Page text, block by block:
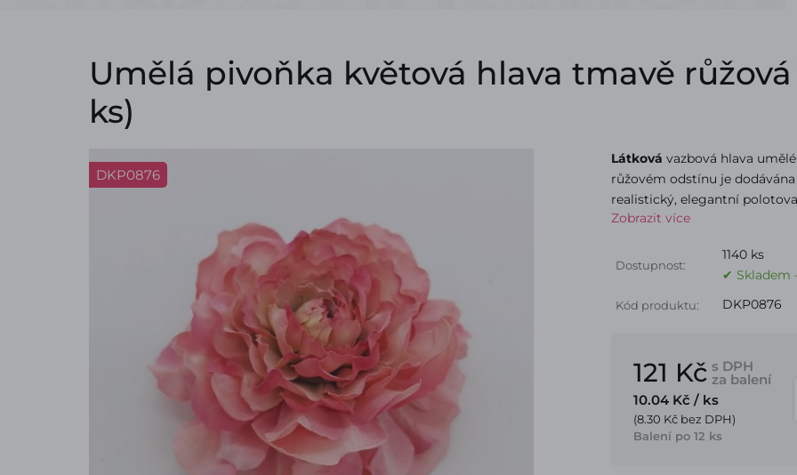
Umělá pivoňka květová hlava tmavě růžová
ks)
DKP0876
Látková vazbová hlava
růžovém odstínu je
realistický, elegantní
Zobrazit více
Dostupnost:
1140 ks
✔ Skladem
Kód produktu: DKP0876
121 Kč s DPH
za balení
10.04 Kč / ks
(8.30 Kč bez DPH)
Balení po 12 ks